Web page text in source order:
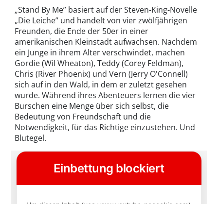
„Stand By Me” basiert auf der Steven-King-Novelle
„Die Leiche” und handelt von vier zwölfjährigen
Freunden, die Ende der 50er in einer
amerikanischen Kleinstadt aufwachsen. Nachdem
ein Junge in ihrem Alter verschwindet, machen
Gordie (Wil Wheaton), Teddy (Corey Feldman),
Chris (River Phoenix) und Vern (Jerry O'Connell)
sich auf in den Wald, in dem er zuletzt gesehen
wurde. Während ihres Abenteuers lernen die vier
Burschen eine Menge über sich selbst, die
Bedeutung von Freundschaft und die
Notwendigkeit, für das Richtige einzustehen. Und
Blutegel.